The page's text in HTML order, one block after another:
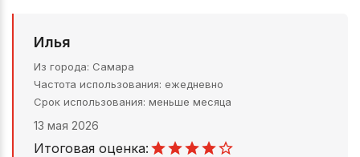
Илья
Из города Самара
Частота использования ежедневно
Срок использования меньше месяца
13 мая 2026
Итоговая оценка: